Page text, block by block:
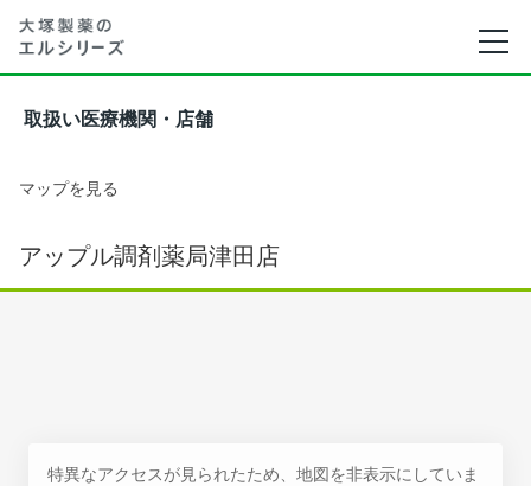
取扱い医療機関・店舗
マップを見る
アップル調剤薬局津田店
特異なアクセスが見られたため、地図を非表示にしていま